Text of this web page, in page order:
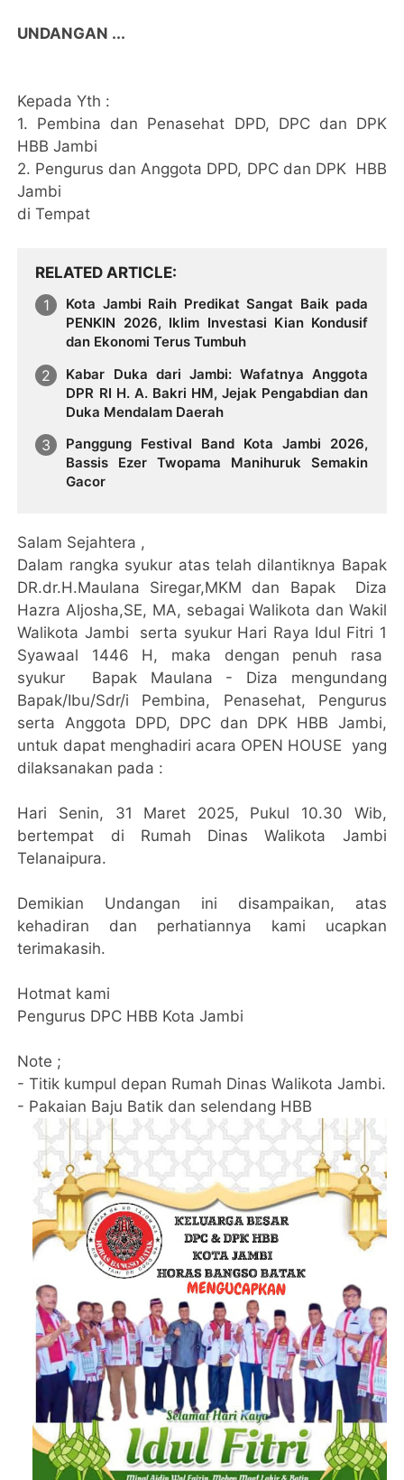
UNDANGAN ...
Kepada Yth :
1. Pembina dan Penasehat DPD, DPC dan DPK
HBB Jambi
2. Pengurus dan Anggota DPD, DPC dan DPK HBB
Jambi
di Tempat
RELATED ARTICLE
Kota Jambi Raih Predikat Sangat Baik pada
PENKIN 2026, Iklim Investasi Kian Kondusif
dan Ekonomi Terus Tumbuh
Kabar Duka dari Jambi: Wafatnya Anggota
DPR RI H. A. Bakri HM, Jejak Pengabdian dan
Duka Mendalam Daerah
Panggung Festival Band Kota Jambi 2026,
Bassis Ezer Twopama Manihuruk Semakin
Gacor
Salam Sejahtera ,
Dalam rangka syukur atas telah dilantiknya Bapak
DR.dr.H.Maulana Siregar,MKM dan Bapak Diza
Hazra Aljosha,SE, MA, sebagai Walikota dan Wakil
Walikota Jambi serta syukur Hari Raya Idul Fitri 1
Syawaal 1446 H, maka dengan penuh rasa
syukur Bapak Maulana - Diza mengundang
Bapak/Ibu/Sdr/i Pembina, Penasehat, Pengurus
serta Anggota DPD, DPC dan DPK HBB Jambi,
untuk dapat menghadiri acara OPEN HOUSE yang
dilaksanakan pada :
Hari Senin, 31 Maret 2025, Pukul 10.30 Wib,
bertempat di Rumah Dinas Walikota Jambi
Telanaipura.
Demikian Undangan ini disampaikan, atas
kehadiran dan perhatiannya kami ucapkan
terimakasih.
Hotmat kami
Pengurus DPC HBB Kota Jambi
Note ;
- Titik kumpul depan Rumah Dinas Walikota Jambi.
- Pakaian Baju Batik dan selendang HBB